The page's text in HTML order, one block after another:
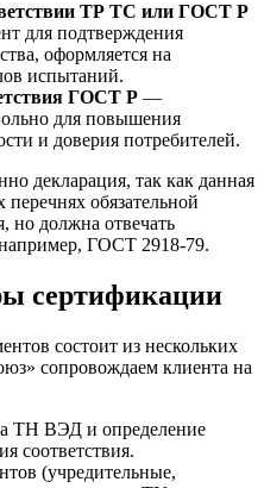
ТР ТС или ГОСТ Р
для подтверждения
оформляется на
испытаний.
ГОСТ Р —
для повышения
и доверия потребителей.
декларация, так как данная
обязательной
но должна отвечать
ГОСТ 2918-79.
сертификации
состоит из нескольких
сопровождаем клиента на
ТН ВЭД и определение
соответствия.
(учредительные,